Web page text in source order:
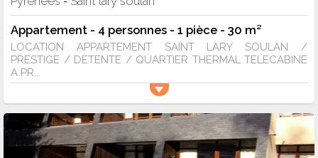
Appartement - 4 personnes - 1 pièce - 30 m²
LOCATION APPARTEMENT SAINT LARY SOULAN /
PRESTIGE / DETENTE / QUARTIER THERMAL TELECABINE
A PR...